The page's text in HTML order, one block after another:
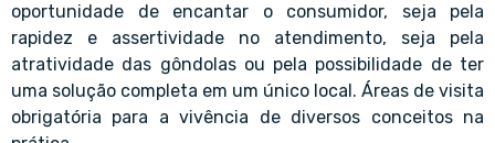
oportunidade de encantar o consumidor, seja pela
rapidez e assertividade no atendimento, seja pela
atratividade das gôndolas ou pela possibilidade de ter
uma solução completa em um único local. Áreas de visita
obrigatória para a vivência de diversos conceitos na